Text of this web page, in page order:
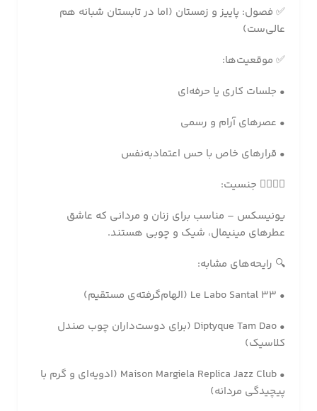
✅ فصول: پاییز و زمستان (اما در تابستان شبانه هم
عالی‌ست)
✅ موقعیت‌ها:
• جلسات کاری یا حرفه‌ای
• عصرهای آرام و رسمی
• قرارهای خاص با حس اعتمادبه‌نفس
🧍‍♂️🧍‍♀️ جنسیت:
یونیسکس – مناسب برای زنان و مردانی که عاشق
عطرهای مینیمال، شیک و چوبی هستند.
🔍 رایحه‌های مشابه:
• Le Labo Santal 33 (الهام‌گرفته‌ی مستقیم)
• Diptyque Tam Dao (برای دوست‌داران چوب صندل
کلاسیک)
• Maison Margiela Replica Jazz Club (ادویه‌ای و گرم با
پیچیدگی مردانه)